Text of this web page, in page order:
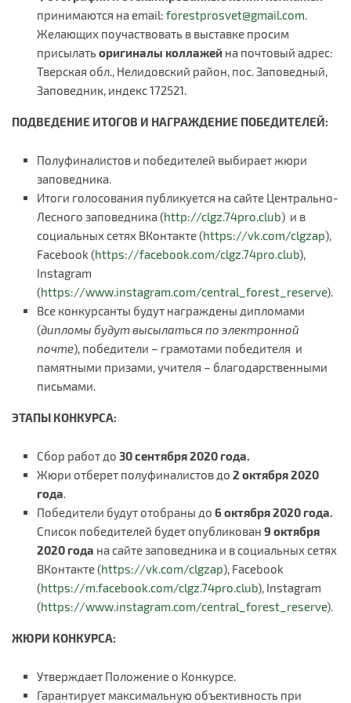
принимаются на email: forestprosvet@gmail.com.
Желающих поучаствовать в выставке просим
присылать оригиналы коллажей на почтовый адрес:
Тверская обл., Нелидовский район, пос. Заповедный,
Заповедник, индекс 172521.
ПОДВЕДЕНИЕ ИТОГОВ И НАГРАЖДЕНИЕ ПОБЕДИТЕЛЕЙ:
Полуфиналистов и победителей выбирает жюри
заповедника.
Итоги голосования публикуется на сайте Центрально-
Лесного заповедника (http://clgz.74pro.club) и в
социальных сетях ВКонтакте (https://vk.com/clgzap),
Facebook (https://facebook.com/clgz.74pro.club),
Instagram
(https://www.instagram.com/central_forest_reserve).
Все конкурсанты будут награждены дипломами
(дипломы будут высылаться по электронной
почте), победители – грамотами победителя и
памятными призами, учителя – благодарственными
письмами.
ЭТАПЫ КОНКУРСА:
Сбор работ до 30 сентября 2020 года.
Жюри отберет полуфиналистов до 2 октября 2020
года.
Победители будут отобраны до 6 октября 2020 года.
Список победителей будет опубликован 9 октября
2020 года на сайте заповедника и в социальных сетях
ВКонтакте (https://vk.com/clgzap), Facebook
(https://m.facebook.com/clgz.74pro.club), Instagram
(https://www.instagram.com/central_forest_reserve).
ЖЮРИ КОНКУРСА:
Утверждает Положение о Конкурсе.
Гарантирует максимальную объективность при